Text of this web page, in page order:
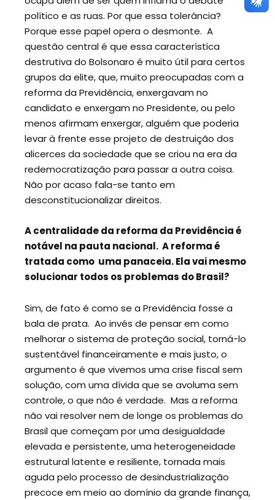
político e as ruas. Por que essa tolerância?
Porque esse papel opera o desmonte. A
questão central é que essa característica
destrutiva do Bolsonaro é muito útil para certos
grupos da elite, que, muito preocupadas com a
reforma da Previdência, enxergavam no
candidato e enxergam no Presidente, ou pelo
menos afirmam enxergar, alguém que poderia
levar à frente esse projeto de destruição dos
alicerces da sociedade que se criou na era da
redemocratização para passar a outra coisa.
Não por acaso fala-se tanto em
desconstitucionalizar direitos.
A centralidade da reforma da Previdência é
notável na pauta nacional. A reforma é
tratada como uma panaceia. Ela vai mesmo
solucionar todos os problemas do Brasil?
Sim, de fato é como se a Previdência fosse a
bala de prata. Ao invés de pensar em como
melhorar o sistema de proteção social, torná-lo
sustentável financeiramente e mais justo, o
argumento é que vivemos uma crise fiscal sem
solução, com uma dívida que se avoluma sem
controle, o que não é verdade. Mas a reforma
não vai resolver nem de longe os problemas do
Brasil que começam por uma desigualdade
elevada e persistente, uma heterogeneidade
estrutural latente e resiliente, tornada mais
aguda pelo processo de desindustrialização
precoce em meio ao domínio da grande finança,